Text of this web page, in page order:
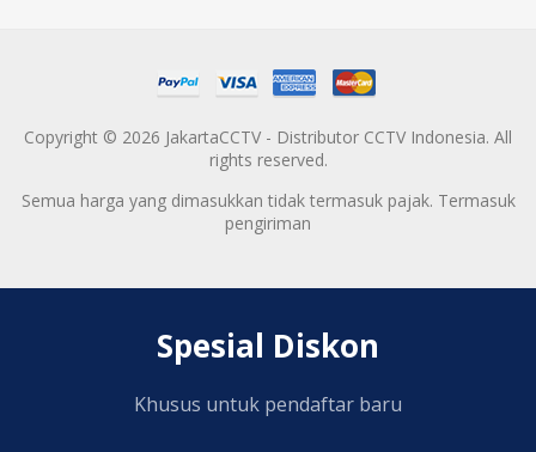
Copyright © 2026 JakartaCCTV - Distributor CCTV Indonesia. All
rights reserved.
Semua harga yang dimasukkan tidak termasuk pajak. Termasuk
pengiriman
Spesial Diskon
Khusus untuk pendaftar baru